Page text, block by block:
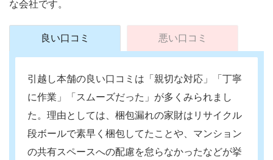
な会社です。
良い口コミ 悪い口コミ
引越し本舗の良い口コミは「親切な対応」「丁寧
に作業」「スムーズだった」が多くみられまし
た。理由としては、梱包漏れの家財はリサイクル
段ボールで素早く梱包してたことや、マンション
の共有スペースへの配慮を怠らなかったなどが挙